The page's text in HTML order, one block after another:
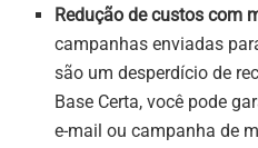
Redução de custos com
campanhas enviadas
são um desperdício de
Base Certa, você pode
e-mail ou campanha de